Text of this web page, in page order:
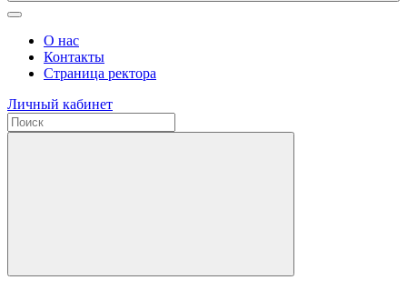
О нас
Контакты
Страница ректора
Личный кабинет